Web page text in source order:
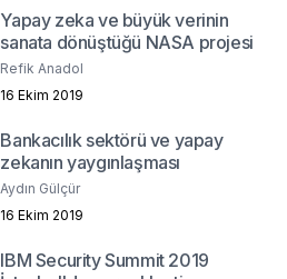
Yapay zeka ve büyük verinin
sanata dönüştüğü NASA projesi
Refik Anadol
16 Ekim 2019
Bankacılık sektörü ve yapay
zekanın yaygınlaşması
Aydın Gülçür
16 Ekim 2019
IBM Security Summit 2019